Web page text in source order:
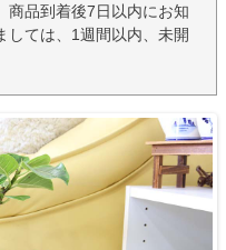
商品到着後7日以内にお知
しては、1週間以内、未開